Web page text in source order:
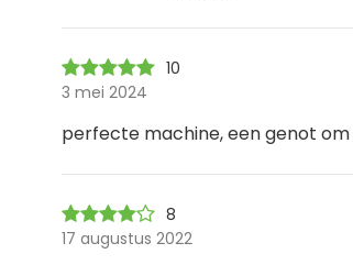
10
3 mei 2024
perfecte machine, een genot
8
17 augustus 2022